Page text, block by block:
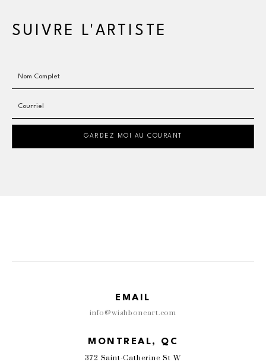
SUIVRE L'ARTISTE
Nom Complet
Courriel
GARDEZ MOI AU COURANT
EMAIL
info@wishboneart.com
MONTREAL, QC
372 Saint-Catherine St W